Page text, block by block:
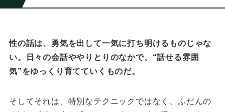
性の話は、勇気を出して一気に打ち明けるものじゃな
い。
日々の会話ややりとりのなかで、“話せる雰囲
気”をゆっくり育てていくものだ。
そしてそれは、特別なテクニックではなく、ふだんの